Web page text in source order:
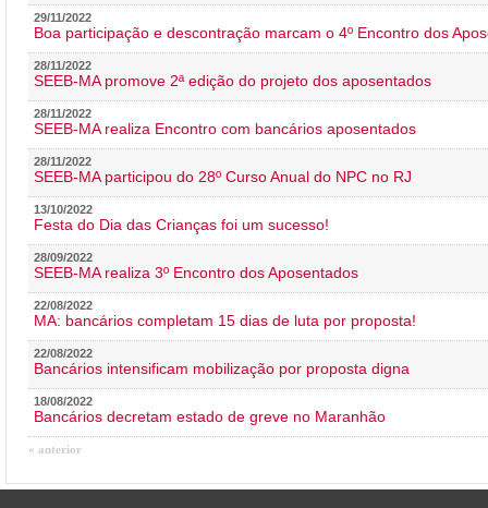
29/11/2022
Boa participação e descontração marcam o 4º Encontro dos
28/11/2022
SEEB-MA promove 2ª edição do projeto dos aposentados
28/11/2022
SEEB-MA realiza Encontro com bancários aposentados
28/11/2022
SEEB-MA participou do 28º Curso Anual do NPC no RJ
13/10/2022
Festa do Dia das Crianças foi um sucesso!
28/09/2022
SEEB-MA realiza 3º Encontro dos Aposentados
22/08/2022
MA: bancários completam 15 dias de luta por proposta!
22/08/2022
Bancários intensificam mobilização por proposta digna
18/08/2022
Bancários decretam estado de greve no Maranhão
« anterior